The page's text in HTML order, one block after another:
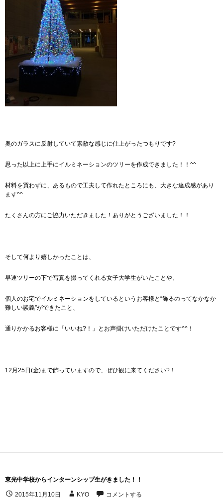
奥のガラスに反射していて素敵な感じに仕上がったつもりです?
思った以上に上手にイルミネーションのツリーを作成できました！！^^
材料を買わずに、あるもので工夫して作れたところにも、大きな達成感があり
ます^^
たくさんの方にご協力いただきました！ありがとうございました！！
そして何より嬉しかったことは、
早速ツリーの下で写真を撮ってくれる女子大学生がいたことや、
個人のお宅でイルミネーションをしているというお客様と“飾るのってなかなか
難しい談義”ができたこと、
通りかかるお客様に「いいね?！」とお声掛けいただけたことです^^！
12月25日(金)まで飾っていますので、ぜひ観に来てください?！
東光中学校からインターンシップ生がきました！！
2015年11月10日 KYO
コメントする